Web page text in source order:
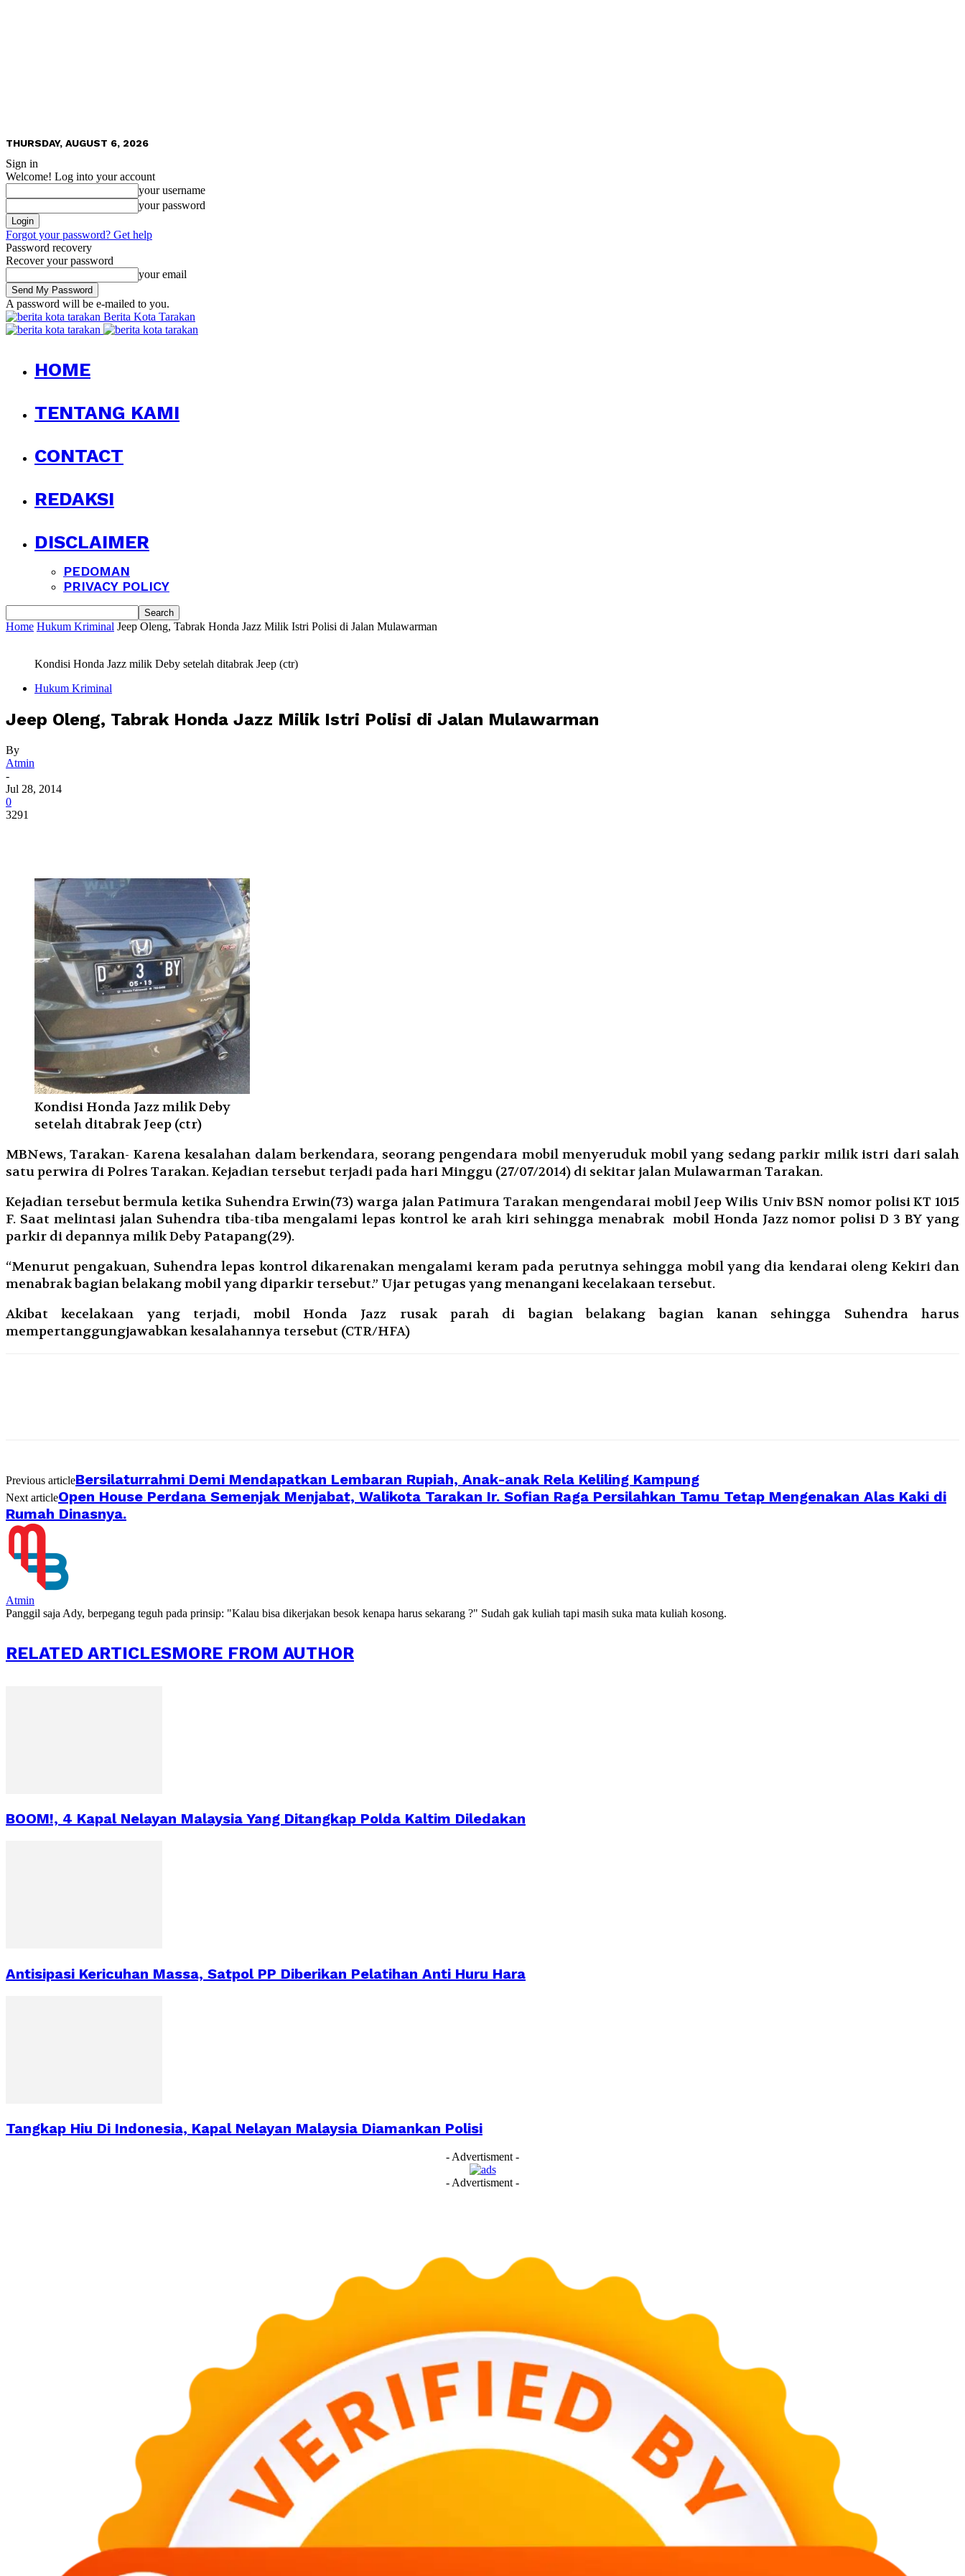
THURSDAY, AUGUST 6, 2026
Sign in
Welcome! Log into your account
your username
your password
Forgot your password? Get help
Password recovery
Recover your password
your email
A password will be e-mailed to you.
Berita Kota Tarakan
HOME
TENTANG KAMI
CONTACT
REDAKSI
DISCLAIMER
PEDOMAN
PRIVACY POLICY
Home Hukum Kriminal Jeep Oleng, Tabrak Honda Jazz Milik Istri Polisi di Jalan Mulawarman
Kondisi Honda Jazz milik Deby setelah ditabrak Jeep (ctr)
Hukum Kriminal
Jeep Oleng, Tabrak Honda Jazz Milik Istri Polisi di Jalan Mulawarman
By
Atmin
-
Jul 28, 2014
0
3291
Kondisi Honda Jazz milik Deby
setelah ditabrak Jeep (ctr)
MBNews, Tarakan- Karena kesalahan dalam berkendara, seorang pengendara mobil menyeruduk mobil yang sedang parkir milik istri dari salah
satu perwira di Polres Tarakan. Kejadian tersebut terjadi pada hari Minggu (27/07/2014) di sekitar jalan Mulawarman Tarakan.
Kejadian tersebut bermula ketika Suhendra Erwin(73) warga jalan Patimura Tarakan mengendarai mobil Jeep Wilis Univ BSN nomor polisi KT 1015
F. Saat melintasi jalan Suhendra tiba-tiba mengalami lepas kontrol ke arah kiri sehingga menabrak mobil Honda Jazz nomor polisi D 3 BY yang
parkir di depannya milik Deby Patapang(29).
“Menurut pengakuan, Suhendra lepas kontrol dikarenakan mengalami keram pada perutnya sehingga mobil yang dia kendarai oleng Kekiri dan
menabrak bagian belakang mobil yang diparkir tersebut.” Ujar petugas yang menangani kecelakaan tersebut.
Akibat kecelakaan yang terjadi, mobil Honda Jazz rusak parah di bagian belakang bagian kanan sehingga Suhendra harus
mempertanggungjawabkan kesalahannya tersebut (CTR/HFA)
Previous articleBersilaturrahmi Demi Mendapatkan Lembaran Rupiah, Anak-anak Rela Keliling Kampung
Next articleOpen House Perdana Semenjak Menjabat, Walikota Tarakan Ir. Sofian Raga Persilahkan Tamu Tetap Mengenakan Alas Kaki di
Rumah Dinasnya.
Atmin
Panggil saja Ady, berpegang teguh pada prinsip: "Kalau bisa dikerjakan besok kenapa harus sekarang ?" Sudah gak kuliah tapi masih suka mata kuliah kosong.
RELATED ARTICLESMORE FROM AUTHOR
BOOM!, 4 Kapal Nelayan Malaysia Yang Ditangkap Polda Kaltim Diledakan
Antisipasi Kericuhan Massa, Satpol PP Diberikan Pelatihan Anti Huru Hara
Tangkap Hiu Di Indonesia, Kapal Nelayan Malaysia Diamankan Polisi
- Advertisment -
- Advertisment -